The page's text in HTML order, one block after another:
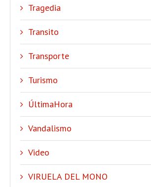
Tragedia
Transito
Transporte
Turismo
ÚltimaHora
Vandalismo
Video
VIRUELA DEL MONO